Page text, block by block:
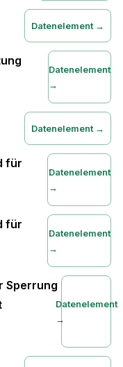
Datenelement →
Datenelement
→
Datenelement →
für
Datenelement
→
für
Datenelement
→
Sperrung
Datenelement
→